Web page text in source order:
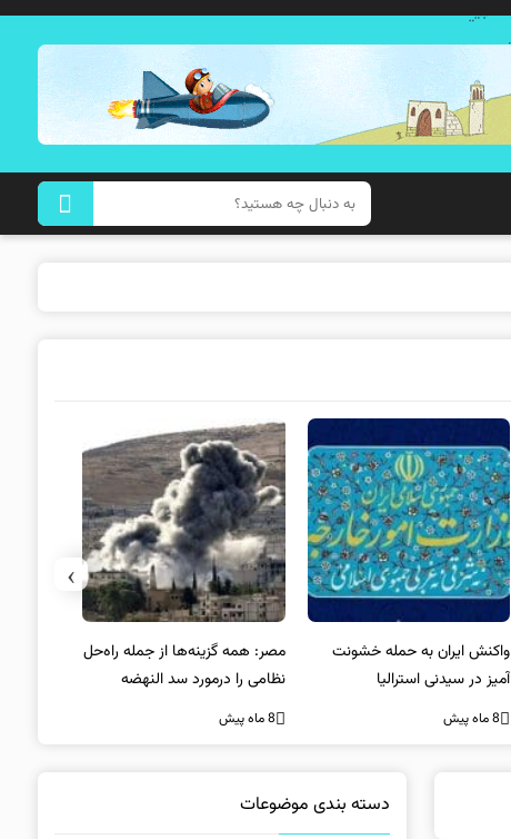
واکنش ایران به حمله خشونت
آمیز در سیدنی استرالیا
8 ماه پیش
مصر: همه گزینه‌ها از جمله راه‌حل
نظامی را درمورد سد النهضه
بررسی می‌کنیم
8 ماه پیش
›
دسته بندی موضوعات